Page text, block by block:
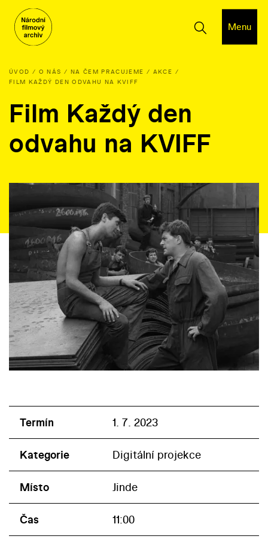
Menu
ÚVOD O NÁS NA ČEM PRACUJEME
AKCE
FILM KAŽDÝ DEN ODVAHU NA KVIFF
Film Každý den
odvahu na KVIFF
Termín 1. 7. 2023
Kategorie Digitální projekce
Místo Jinde
Čas 11:00